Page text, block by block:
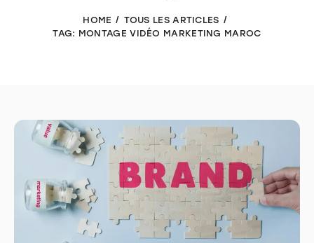
HOME
TOUS LES ARTICLES
TAG: MONTAGE VIDÉO MARKETING MAROC